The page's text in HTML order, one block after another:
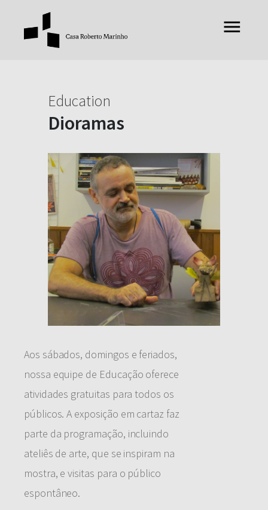
Education
Dioramas
Aos sábados, domingos e feriados,
nossa equipe de Educação oferece
atividades gratuitas para todos os
públicos. A exposição em cartaz faz
parte da programação, incluindo
ateliês de arte, que se inspiram na
mostra, e visitas para o público
espontâneo.